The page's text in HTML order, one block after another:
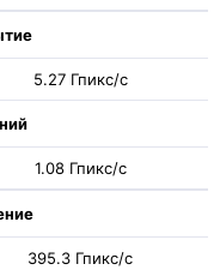
5.27 Гпикс/с
1.08 Гпикс/с
395.3 Гпикс/с